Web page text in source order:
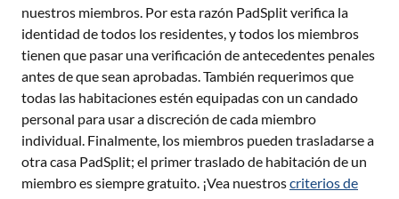
nuestros miembros. Por esta razón PadSplit verifica la
identidad de todos los residentes, y todos los miembros
tienen que pasar una verificación de antecedentes penales
antes de que sean aprobadas. También requerimos que
todas las habitaciones estén equipadas con un candado
personal para usar a discreción de cada miembro
individual. Finalmente, los miembros pueden trasladarse a
otra casa PadSplit; el primer traslado de habitación de un
miembro es siempre gratuito. ¡Vea nuestroscriterios de